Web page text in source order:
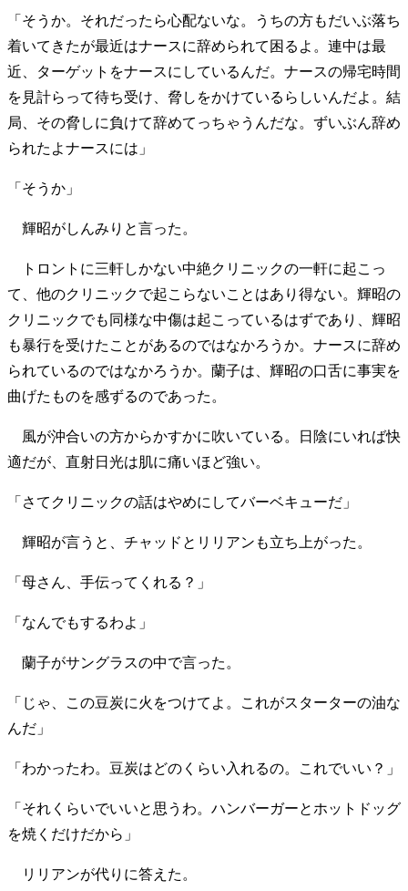
「そうか。それだったら心配ないな。うちの方もだいぶ落ち
着いてきたが最近はナースに辞められて困るよ。連中は最
近、ターゲットをナースにしているんだ。ナースの帰宅時間
を見計らって待ち受け、脅しをかけているらしいんだよ。結
局、その脅しに負けて辞めてっちゃうんだな。ずいぶん辞め
られたよナースには」
「そうか」
輝昭がしんみりと言った。
トロントに三軒しかない中絶クリニックの一軒に起こっ
て、他のクリニックで起こらないことはあり得ない。輝昭の
クリニックでも同様な中傷は起こっているはずであり、輝昭
も暴行を受けたことがあるのではなかろうか。ナースに辞め
られているのではなかろうか。蘭子は、輝昭の口舌に事実を
曲げたものを感ずるのであった。
風が沖合いの方からかすかに吹いている。日陰にいれば快
適だが、直射日光は肌に痛いほど強い。
「さてクリニックの話はやめにしてバーベキューだ」
輝昭が言うと、チャッドとリリアンも立ち上がった。
「母さん、手伝ってくれる？」
「なんでもするわよ」
蘭子がサングラスの中で言った。
「じゃ、この豆炭に火をつけてよ。これがスターターの油な
んだ」
「わかったわ。豆炭はどのくらい入れるの。これでいい？」
「それくらいでいいと思うわ。ハンバーガーとホットドッグ
を焼くだけだから」
リリアンが代りに答えた。